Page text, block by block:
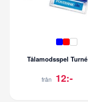
Tålamodsspel Turné
från 12:-